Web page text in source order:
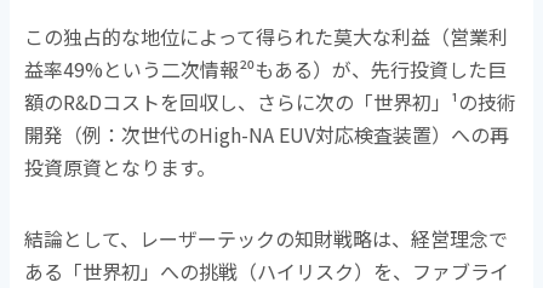
この独占的な地位によって得られた莫大な利益（営業利
益率49%という二次情報²⁰もある）が、先行投資した巨
額のR&Dコストを回収し、さらに次の「世界初」 ¹の技術
開発（例：次世代のHigh-NA EUV対応検査装置）への再
投資原資となります。
結論として、レーザーテックの知財戦略は、経営理念で
ある「世界初」への挑戦（ハイリスク）を、ファブライ